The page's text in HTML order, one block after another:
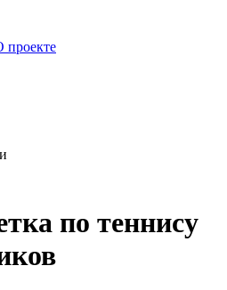
проекте
по теннису